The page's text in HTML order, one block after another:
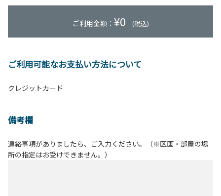
ご利用金額： ¥0 (税込)
ご利用可能なお支払い方法について
クレジットカード
備考欄
連絡事項がありましたら、ご入力ください。（※区画・部屋の場
所の指定はお受けできません。）